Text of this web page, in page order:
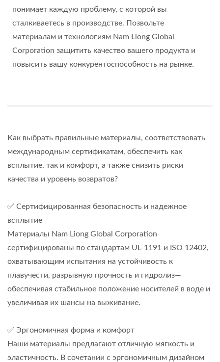
понимает каждую проблему, с которой вы
сталкиваетесь в производстве. Позвольте
материалам и технологиям Nam Liong Global
Corporation защитить качество вашего продукта и
повысить вашу конкурентоспособность на рынке.
Как выбрать правильные материалы, соответствовать
международным сертификатам, обеспечить как
всплытие, так и комфорт, а также снизить риски
качества и уровень возвратов?
✅ Сертифицированная безопасность и надежное
всплытие
Материалы Nam Liong Global Corporation
сертифицированы по стандартам UL-1191 и ISO 12402,
охватывающим испытания на устойчивость к
плавучести, разрывную прочность и гидролиз—
обеспечивая стабильное положение носителей в воде и
увеличивая их шансы на выживание.
✅ Эргономичная форма и комфорт
Наши материалы предлагают отличную мягкость и
эластичность. В сочетании с эргономичным дизайном